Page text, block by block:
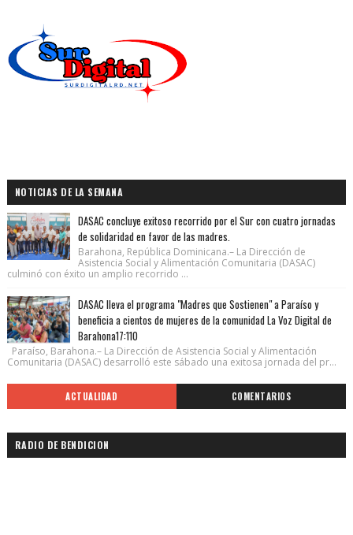
NOTICIAS DE LA SEMANA
DASAC concluye exitoso recorrido por el Sur con cuatro jornadas
de solidaridad en favor de las madres.
Barahona, República Dominicana.– La Dirección de
Asistencia Social y Alimentación Comunitaria (DASAC)
culminó con éxito un amplio recorrido ...
DASAC lleva el programa "Madres que Sostienen" a Paraíso y
beneficia a cientos de mujeres de la comunidad La Voz Digital de
Barahona17:110
Paraíso, Barahona.– La Dirección de Asistencia Social y Alimentación
Comunitaria (DASAC) desarrolló este sábado una exitosa jornada del pr...
ACTUALIDAD COMENTARIOS
RADIO DE BENDICION